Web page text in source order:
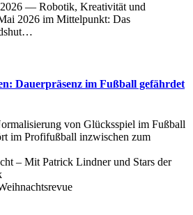
— Robotik, Kreativität und
2026 im Mittelpunkt: Das
Dauerpräsenz im Fußball gefährdet
von Glücksspiel im Fußball
im Profifußball inzwischen zum